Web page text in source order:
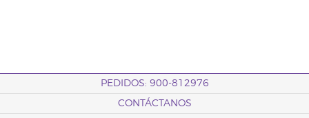
PEDIDOS: 900-812976
CONTÁCTANOS